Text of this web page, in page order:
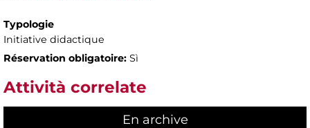
Typologie
Initiative didactique
Réservation obligatoire: Sì
Attività correlate
En archive